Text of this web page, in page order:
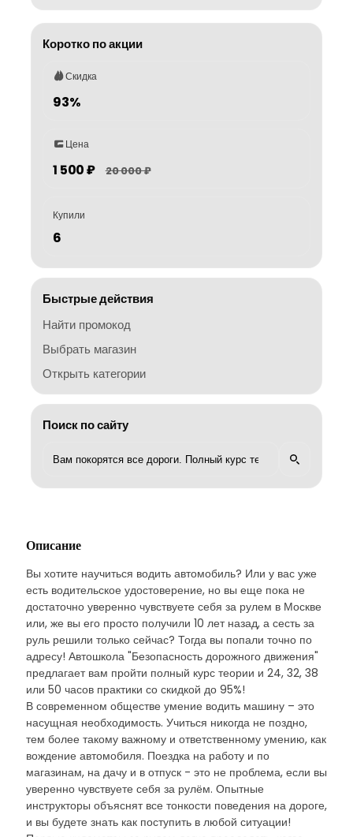
Коротко по акции
Скидка
93%
Цена
1 500 ₽ 20 000 ₽
Купили
6
Быстрые действия
Найти промокод
Выбрать магазин
Открыть категории
Поиск по сайту
Описание
Вы хотите научиться водить автомобиль? Или у вас уже
есть водительское удостоверение, но вы еще пока не
достаточно уверенно чувствуете себя за рулем в Москве
или, же вы его просто получили 10 лет назад, а сесть за
руль решили только сейчас? Тогда вы попали точно по
адресу! Автошкола "Безопасность дорожного движения"
предлагает вам пройти полный курс теории и 24, 32, 38
или 50 часов практики со скидкой до 95%!
В современном обществе умение водить машину – это
насущная необходимость. Учиться никогда не поздно,
тем более такому важному и ответственному умению, как
вождение автомобиля. Поездка на работу и по
магазинам, на дачу и в отпуск - это не проблема, если вы
уверенно чувствуете себя за рулём. Опытные
инструкторы объяснят все тонкости поведения на дороге,
и вы будете знать как поступить в любой ситуации!